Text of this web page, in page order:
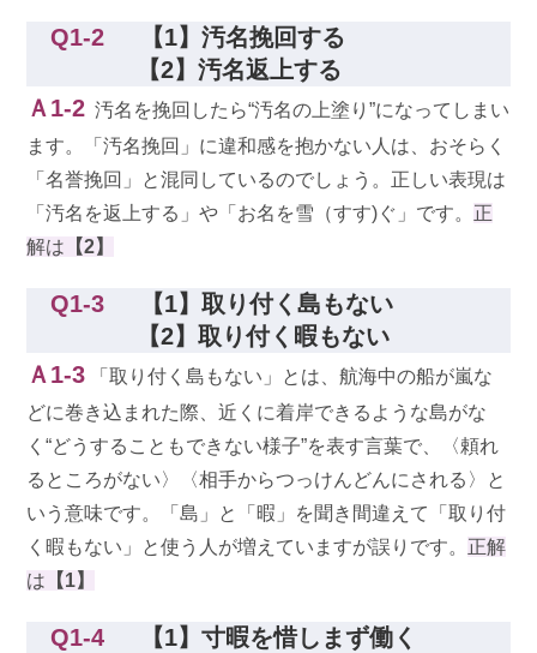
Q1-2
【1】汚名挽回する
【2】汚名返上する
Ａ1-2汚名を挽回したら“汚名の上塗り”になってしまい
ます。「汚名挽回」に違和感を抱かない人は、おそらく
「名誉挽回」と混同しているのでしょう。正しい表現は
「汚名を返上する」や「お名を雪（すす)ぐ」です。 正
解は 【2】
Q1-3
【1】取り付く島もない
【2】取り付く暇もない
Ａ1-3「取り付く島もない」とは、航海中の船が嵐な
どに巻き込まれた際、近くに着岸できるような島がな
く“どうすることもできない様子”を表す言葉で、〈頼れ
るところがない〉〈相手からつっけんどんにされる〉と
いう意味です。「島」と「暇」を聞き間違えて「取り付
く暇もない」と使う人が増えていますが誤りです。 正解
は 【1】
Q1-4
【1】寸暇を惜しまず働く